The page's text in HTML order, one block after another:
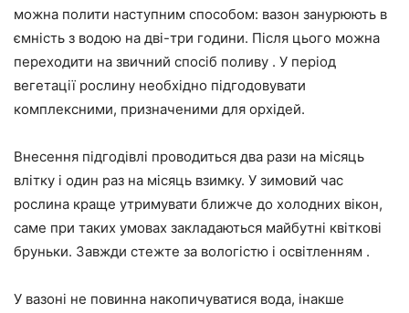
можна полити наступним способом: вазон занурюють в
ємність з водою на дві-три години. Після цього можна
переходити на звичний спосіб поливу . У період
вегетації рослину необхідно підгодовувати
комплексними, призначеними для орхідей.
Внесення підгодівлі проводиться два рази на місяць
влітку і один раз на місяць взимку. У зимовий час
рослина краще утримувати ближче до холодних вікон,
саме при таких умовах закладаються майбутні квіткові
бруньки. Завжди стежте за вологістю і освітленням .
У вазоні не повинна накопичуватися вода, інакше